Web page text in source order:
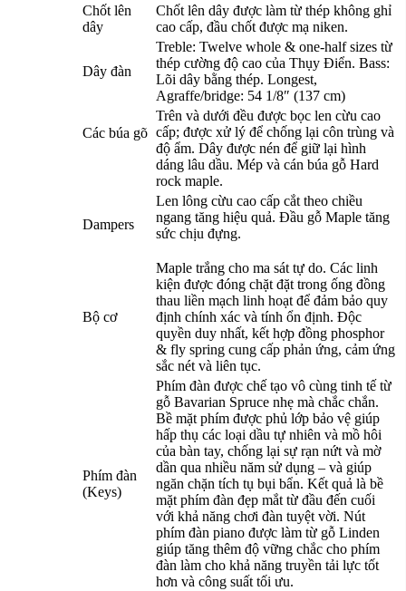
Chốt lên
dây
Chốt lên dây được làm từ thép không ghỉ
cao cấp, đầu chốt được mạ niken.
Dây đàn
Treble: Twelve whole & one-half sizes từ
thép cường độ cao của Thụy Điển. Bass:
Lõi dây bằng thép. Longest,
Agraffe/bridge: 54 1/8″ (137 cm)
Các búa gõ
Trên và dưới đều được bọc len cừu cao
cấp; được xử lý để chống lại côn trùng và
độ ẩm. Dây được nén để giữ lại hình
dáng lâu dầu. Mép và cán búa gỗ Hard
rock maple.
Dampers
Len lông cừu cao cấp cắt theo chiều
ngang tăng hiệu quả. Đầu gỗ Maple tăng
sức chịu đựng.
Bộ cơ
Maple trắng cho ma sát tự do. Các linh
kiện được đóng chặt đặt trong ống đồng
thau liền mạch linh hoạt để đảm bảo quy
định chính xác và tính ổn định. Độc
quyền duy nhất, kết hợp đồng phosphor
& fly spring cung cấp phản ứng, cảm ứng
sắc nét và liên tục.
Phím đàn
(Keys)
Phím đàn được chế tạo vô cùng tinh tế từ
gỗ Bavarian Spruce nhẹ mà chắc chắn.
Bề mặt phím được phủ lớp bảo vệ giúp
hấp thụ các loại dầu tự nhiên và mồ hôi
của bàn tay, chống lại sự rạn nứt và mờ
dần qua nhiều năm sử dụng – và giúp
ngăn chặn tích tụ bụi bẩn. Kết quả là bề
mặt phím đàn đẹp mắt từ đầu đến cuối
với khả năng chơi đàn tuyệt vời. Nút
phím đàn piano được làm từ gỗ Linden
giúp tăng thêm độ vững chắc cho phím
đàn làm cho khả năng truyền tải lực tốt
hơn và công suất tối ưu.